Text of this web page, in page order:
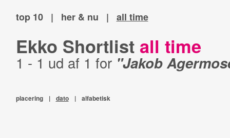
top 10 | her & nu | all time
Ekko Shortlist all time
1 - 1 ud af 1 for "Jakob
placering | dato | alfabetisk